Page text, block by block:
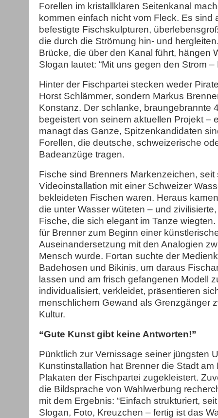
Forellen im kristallklaren Seitenkanal
kommen einfach nicht vom Fleck. Es sind
befestigte Fischskulpturen,
die durch die Strömung hin- und
Brücke, die über den Kanal führt, hängen
Slogan lautet: “Mit uns gegen den Strom –
Hinter der Fischpartei stecken weder
Horst Schlämmer, sondern Markus
Konstanz. Der schlanke, braungebrannte
begeistert von seinem aktuellen Projekt –
managt das Ganze, Spitzenkandidaten
Forellen, die deutsche, schweizerische
Badeanzüge tragen.
Fische sind Brenners Markenzeichen, seit
Videoinstallation mit einer Schweizer
bekleideten Fischen waren. Heraus
die unter Wasser wüteten – und
Fische, die sich elegant im Tanze
für Brenner zum Beginn einer
Auseinandersetzung mit den Analogien
Mensch wurde. Fortan suchte der
Badehosen und Bikinis, um daraus
lassen und am frisch gefangenen Modell
individualisiert, verkleidet, präsentieren
menschlichem Gewand als Grenzgänger
Kultur.
“Gute Kunst gibt keine Antworten!”
Pünktlich zur Vernissage seiner jüngsten
Kunstinstallation hat Brenner die Stadt am
Plakaten der Fischpartei zugekleistert.
die Bildsprache von Wahlwerbung
mit dem Ergebnis: “Einfach strukturiert,
Slogan, Foto, Kreuzchen – fertig ist das